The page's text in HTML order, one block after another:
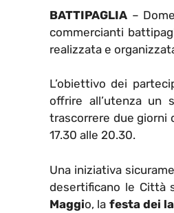
BATTIPAGLIA –
commercianti
realizzata e
L’obiettivo dei
offrire all’utenza un
trascorrere due giorni
17.30 alle 20.30.
Una iniziativa
desertificano le Città
Maggio, la festa dei